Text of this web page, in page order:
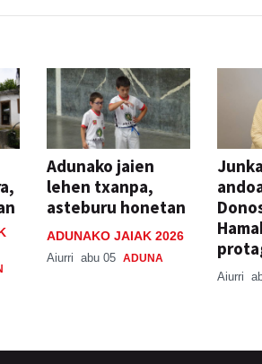
Adunako jaien
lehen txanpa,
asteburu honetan
ADUNAKO JAIAK 2026
Aiurri abu 05 ADUNA
Aiurri